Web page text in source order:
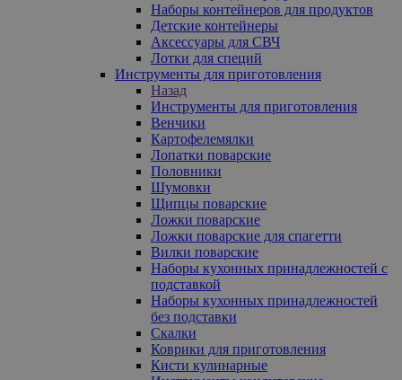
Наборы контейнеров для продуктов
Детские контейнеры
Аксессуары для СВЧ
Лотки для специй
Инструменты для приготовления
Назад
Инструменты для приготовления
Венчики
Картофелемялки
Лопатки поварские
Половники
Шумовки
Щипцы поварские
Ложки поварские
Ложки поварские для спагетти
Вилки поварские
Наборы кухонных принадлежностей с
подставкой
Наборы кухонных принадлежностей
без подставки
Скалки
Коврики для приготовления
Кисти кулинарные